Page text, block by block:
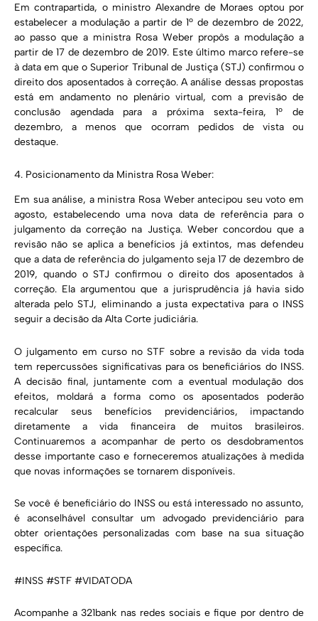
Em contrapartida, o ministro Alexandre de Moraes optou por
estabelecer a modulação a partir de 1º de dezembro de 2022,
ao passo que a ministra Rosa Weber propôs a modulação a
partir de 17 de dezembro de 2019. Este último marco refere-se
à data em que o Superior Tribunal de Justiça (STJ) confirmou o
direito dos aposentados à correção. A análise dessas propostas
está em andamento no plenário virtual, com a previsão de
conclusão agendada para a próxima sexta-feira, 1º de
dezembro, a menos que ocorram pedidos de vista ou
destaque.
4. Posicionamento da Ministra Rosa Weber:
Em sua análise, a ministra Rosa Weber antecipou seu voto em
agosto, estabelecendo uma nova data de referência para o
julgamento da correção na Justiça. Weber concordou que a
revisão não se aplica a benefícios já extintos, mas defendeu
que a data de referência do julgamento seja 17 de dezembro de
2019, quando o STJ confirmou o direito dos aposentados à
correção. Ela argumentou que a jurisprudência já havia sido
alterada pelo STJ, eliminando a justa expectativa para o INSS
seguir a decisão da Alta Corte judiciária.
O julgamento em curso no STF sobre a revisão da vida toda
tem repercussões significativas para os beneficiários do INSS.
A decisão final, juntamente com a eventual modulação dos
efeitos, moldará a forma como os aposentados poderão
recalcular seus benefícios previdenciários, impactando
diretamente a vida financeira de muitos brasileiros.
Continuaremos a acompanhar de perto os desdobramentos
desse importante caso e forneceremos atualizações à medida
que novas informações se tornarem disponíveis.
Se você é beneficiário do INSS ou está interessado no assunto,
é aconselhável consultar um advogado previdenciário para
obter orientações personalizadas com base na sua situação
específica.
#INSS #STF #VIDATODA
Acompanhe a 321bank nas redes sociais e fique por dentro de